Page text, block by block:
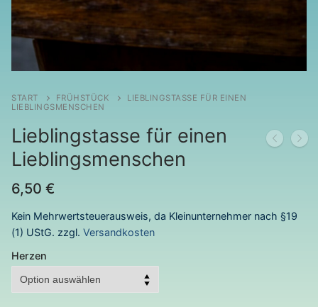
START FRÜHSTÜCK
LIEBLINGSTASSE FÜR EINEN
LIEBLINGSMENSCHEN
Lieblingstasse für einen
Lieblingsmenschen
6,50 €
Kein Mehrwertsteuerausweis, da Kleinunternehmer nach §19
(1) UStG. zzgl. Versandkosten
Herzen